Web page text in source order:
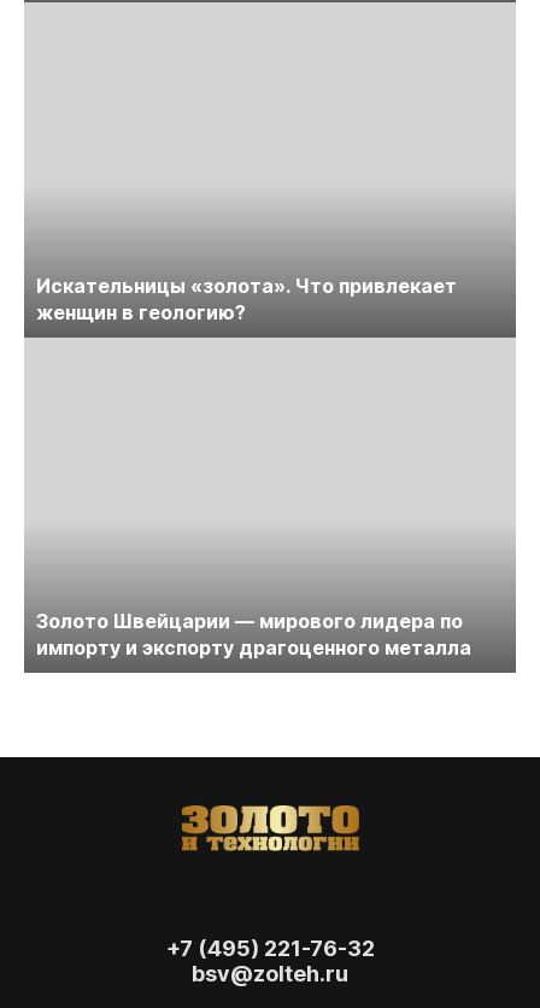
Искательницы «золота». Что привлекает
женщин в геологию?
Золото Швейцарии — мирового лидера по
импорту и экспорту драгоценного металла
+7 (495) 221-76-32
bsv@zolteh.ru